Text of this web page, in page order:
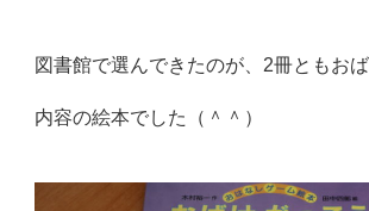
図書館で選んできたのが、2冊ともお
内容の絵本でした（＾＾）